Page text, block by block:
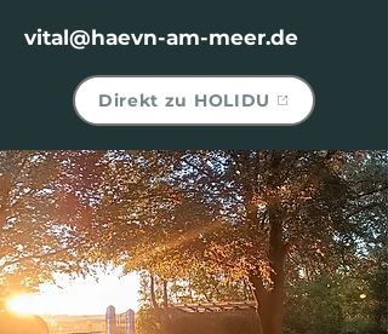
vital@haevn-am-meer.de
Direkt zu HOLIDU